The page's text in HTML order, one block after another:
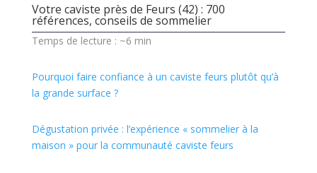
Votre caviste près de Feurs (42) : 700
références, conseils de sommelier
Temps de lecture : ~6 min
Pourquoi faire confiance à un caviste feurs plutôt qu’à
la grande surface ?
Dégustation privée : l’expérience « sommelier à la
maison » pour la communauté caviste feurs